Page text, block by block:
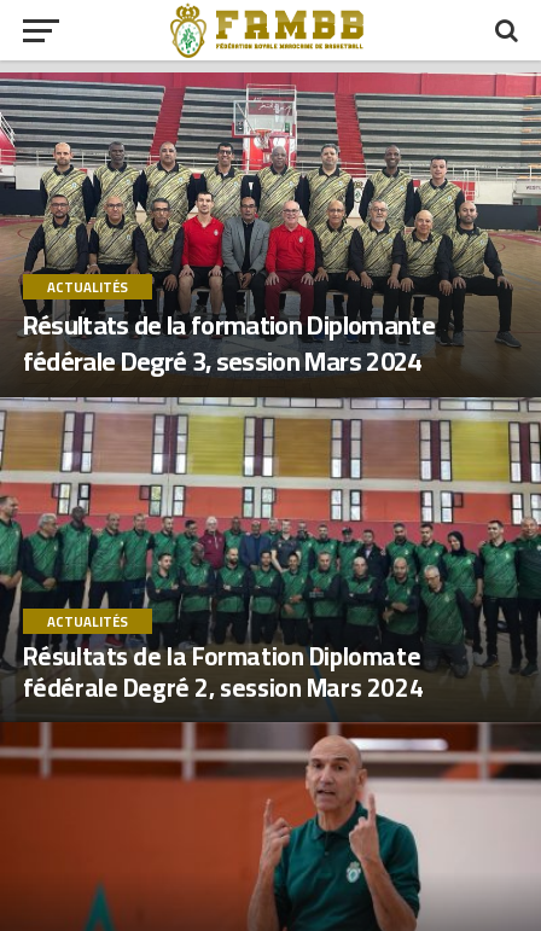
ACTUALITÉS
Résultats de la formation Diplomante
fédérale Degré 3, session Mars 2024
ACTUALITÉS
Résultats de la Formation Diplomate
fédérale Degré 2, session Mars 2024